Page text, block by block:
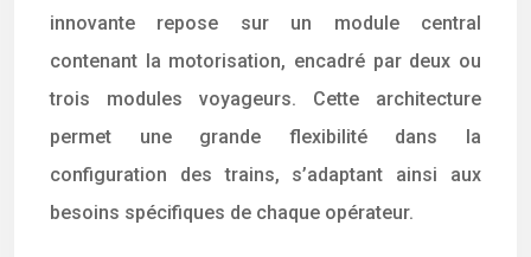
innovante repose sur un module central
contenant la motorisation, encadré par deux ou
trois modules voyageurs. Cette architecture
permet une grande flexibilité dans la
configuration des trains, s’adaptant ainsi aux
besoins spécifiques de chaque opérateur.